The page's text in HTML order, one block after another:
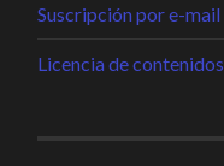
Suscripción por e-mail
Licencia de contenidos